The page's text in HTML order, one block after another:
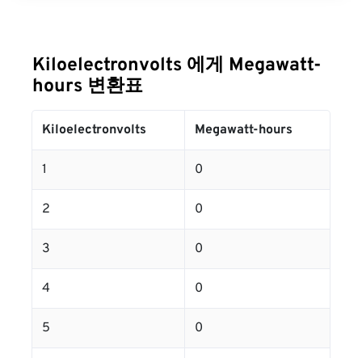
Kiloelectronvolts 에게 Megawatt-
hours 변환표
Kiloelectronvolts Megawatt-hours
1 0
2 0
3 0
4 0
5 0